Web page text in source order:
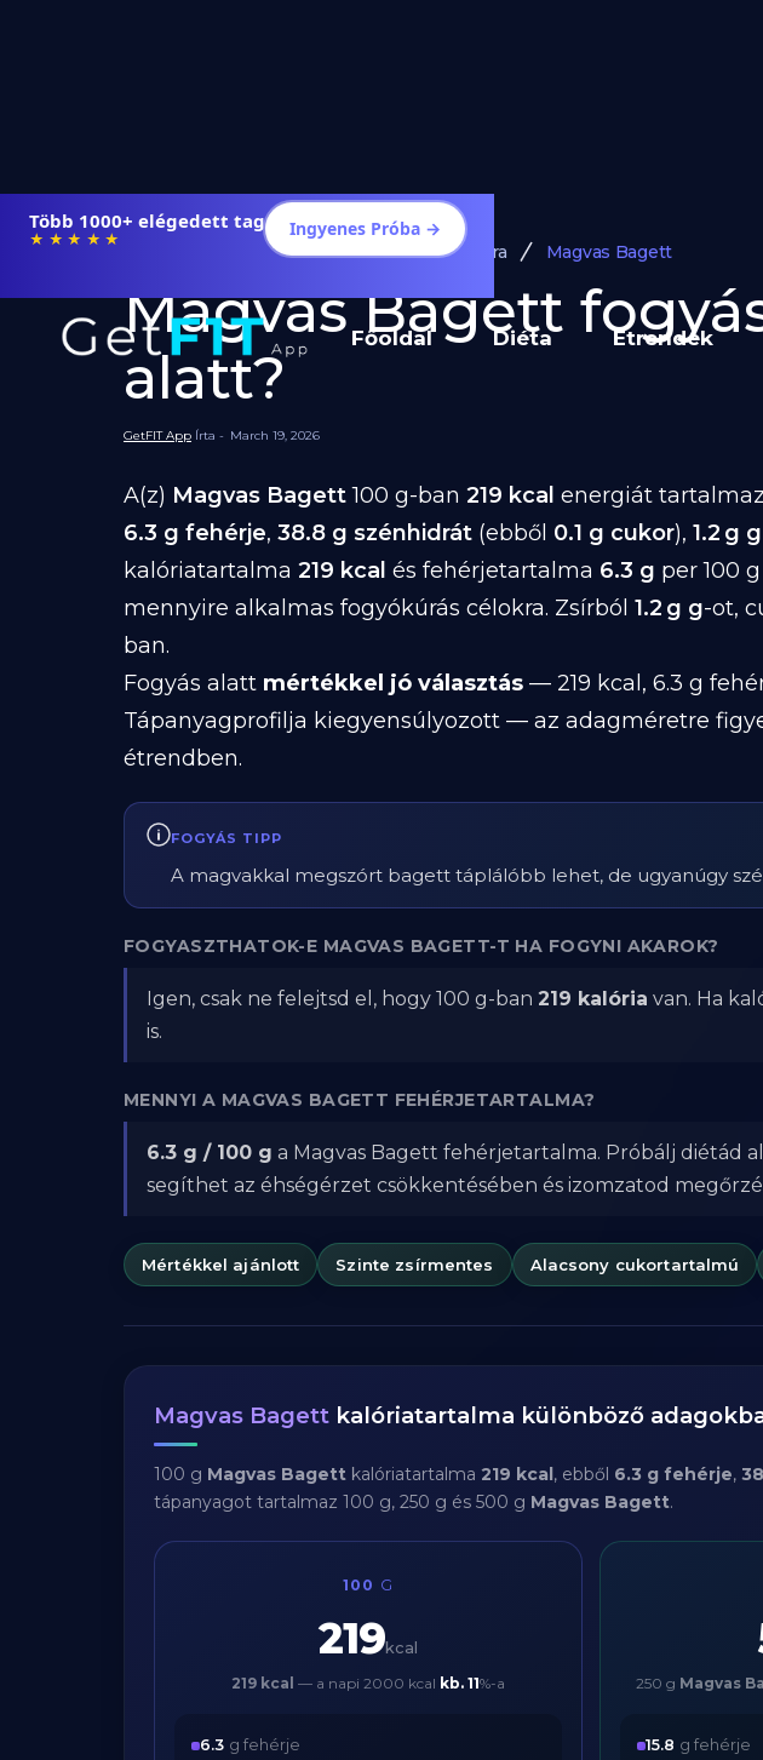
Több 1000+ elégedett tag
★★★★★ Ingyenes Próba →
Főoldal Diéta Étrendek
Diéta és Étrend Ételek Fogyásra Magvas Bagett
Magvas Bagett
alatt?
GetFIT App Írta - March 19, 2026
A(z) Magvas Bagett100 g-ban 219 kcal energiát
6.3 g fehérje, 38.8 g szénhidrát (ebből 0.1 g cukor), 1.2 g
kalóriatartalma 219 kcal és fehérjetartalma 6.3 g per 100
mennyire alkalmas fogyókúrás célokra. Zsírból 1.2 g g-ot,
ban.
Fogyás alatt mértékkel jó választás — 219 kcal, 6.3 g
Tápanyagprofilja kiegyensúlyozott — az adagméretre
étrendben.
FOGYÁS TIPP
A magvakkal megszórt bagett táplálóbb lehet, de ugyanúgy
FOGYASZTHATOK-E MAGVAS BAGETT-T HA FOGYNI AKAROK?
Igen, csak ne felejtsd el, hogy 100 g-ban 219 kalória van. Ha
is.
MENNYI A MAGVAS BAGETT FEHÉRJETARTALMA?
6.3 g / 100 g a Magvas Bagett fehérjetartalma. Próbálj
segíthet az éhségérzet csökkentésében és izomzatod
Mértékkel ajánlott Szinte zsírmentes Alacsony cukortartalmú
Magvas Bagett kalóriatartalma különböző
100 g Magvas Bagett kalóriatartalma 219 kcal, ebből 6.3 g fehérje,
tápanyagot tartalmaz 100 g, 250 g és 500 g Magvas Bagett.
100 G
219kcal
219 kcal — a napi 2000 kcal kb. 11%-a
6.3 g fehérje
250 g Magvas
15.8 g fehérje